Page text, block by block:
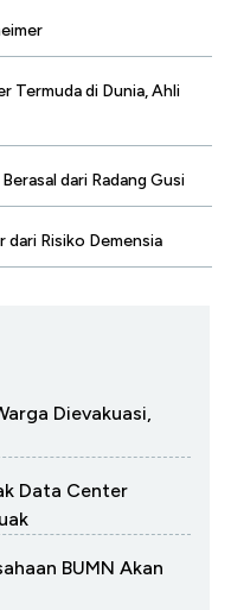
Termuda di Dunia, Ahli
dari Radang Gusi
Risiko Demensia
Dievakuasi,
Data Center
BUMN Akan